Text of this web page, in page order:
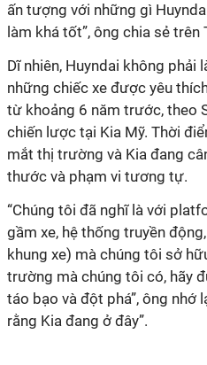
ấn tượng với những gì
làm khá tốt”, ông chia sẻ trên
Dĩ nhiên, Huyndai không
những chiếc xe được yêu
từ khoảng 6 năm trước, theo
chiến lược tại Kia Mỹ. Thời
mắt thị trường và Kia đang
thước và phạm vi tương tự.
“Chúng tôi đã nghĩ là với
gầm xe, hệ thống truyền
khung xe) mà chúng tôi sở
trường mà chúng tôi có, hãy
táo bạo và đột phá”, ông nhớ
rằng Kia đang ở đây”.